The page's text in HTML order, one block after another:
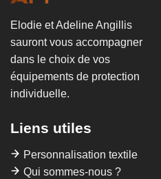
Elodie et Adeline Angillis
sauront vous accompagner
dans le choix de vos
équipements de protection
individuelle.
Liens utiles
Personnalisation textile
Qui sommes-nous ?